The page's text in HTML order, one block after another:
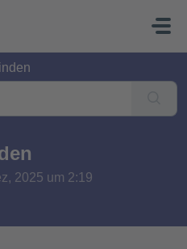
2025 um 2:19